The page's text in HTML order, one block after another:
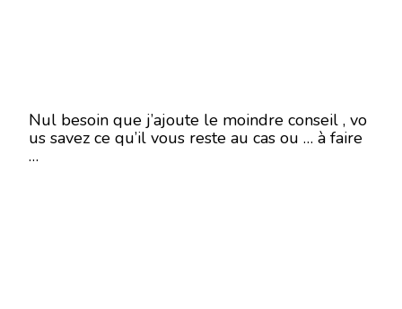
Nul besoin que j’ajoute le moindre conseil , vo
us savez ce qu’il vous reste au cas ou … à faire
…